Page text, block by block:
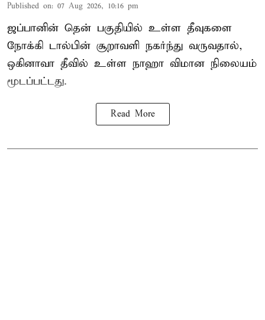
Published on: 07 Aug 2026, 10:16 pm
ஜப்பானின் தென் பகுதியில் உள்ள தீவுகளை
நோக்கி டால்பின் சூறாவளி நகர்ந்து வருவதால்,
ஒகினாவா தீவில் உள்ள நாஹா விமான நிலையம்
மூடப்பட்டது.
Read More